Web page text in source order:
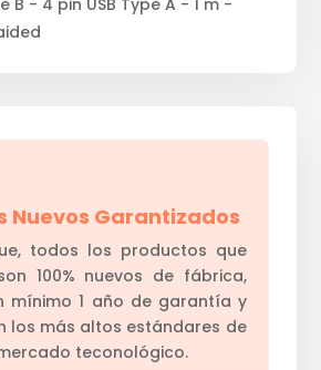
B - 4 pin USB Type A - 1 m -
Nuevos Garantizados
todos los productos que
100% nuevos de fábrica,
mínimo 1 año de garantía y
los más altos estándares de
teconológico.